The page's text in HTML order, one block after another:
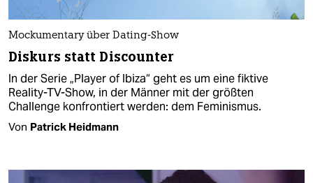
Mockumentary über Dating-Show
Diskurs statt Discounter
In der Serie „Player of Ibiza“ geht es um eine fiktive
Reality-TV-Show, in der Männer mit der größten
Challenge konfrontiert werden: dem Feminismus.
Von Patrick Heidmann